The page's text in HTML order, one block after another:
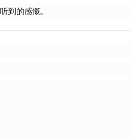
到的感慨。